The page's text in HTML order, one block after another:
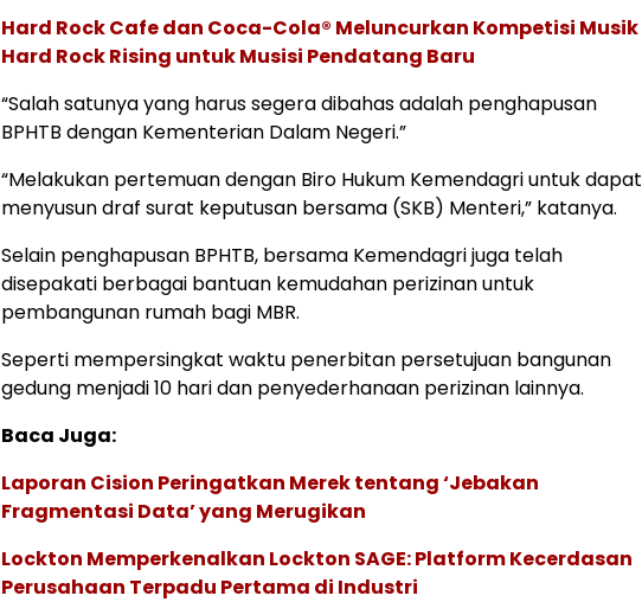
Hard Rock Cafe dan Coca-Cola® Meluncurkan Kompetisi Musik
Hard Rock Rising untuk Musisi Pendatang Baru
“Salah satunya yang harus segera dibahas adalah penghapusan
BPHTB dengan Kementerian Dalam Negeri.”
“Melakukan pertemuan dengan Biro Hukum Kemendagri untuk dapat
menyusun draf surat keputusan bersama (SKB) Menteri,” katanya.
Selain penghapusan BPHTB, bersama Kemendagri juga telah
disepakati berbagai bantuan kemudahan perizinan untuk
pembangunan rumah bagi MBR.
Seperti mempersingkat waktu penerbitan persetujuan bangunan
gedung menjadi 10 hari dan penyederhanaan perizinan lainnya.
Baca Juga:
Laporan Cision Peringatkan Merek tentang ‘Jebakan
Fragmentasi Data’ yang Merugikan
Lockton Memperkenalkan Lockton SAGE: Platform Kecerdasan
Perusahaan Terpadu Pertama di Industri